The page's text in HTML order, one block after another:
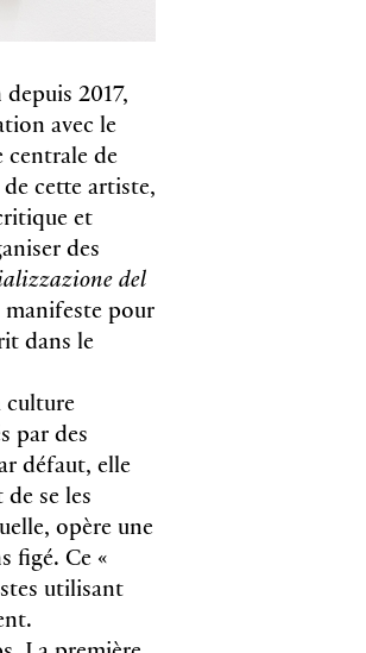
2017,
avec le
centrale de
cette artiste,
et
des
del
manifeste pour
dans le
culture
par des
défaut, elle
se les
opère une
figé. Ce «
utilisant